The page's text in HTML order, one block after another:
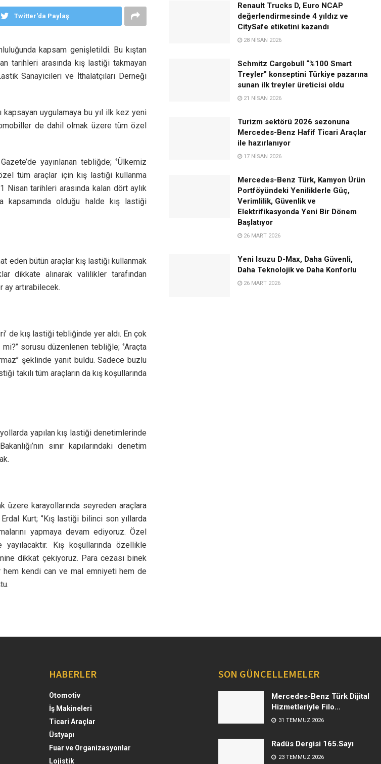
Twitter'da Paylaş
kapsam genişletildi. Bu kıştan
tarihleri arasında kış lastiği takmayan
Sanayicileri ve İthalatçıları Derneği
kapsayan uygulamaya bu yıl ilk kez yeni
de dahil olmak üzere tüm özel
yayınlanan tebliğde; ‘’Ülkemiz
tüm araçlar için kış lastiği kullanma
Nisan tarihleri arasında kalan dört aylık
kapsamında olduğu halde kış lastiği
eden bütün araçlar kış lastiği kullanmak
dikkate alınarak valilikler tarafından
ay artırabilecek.
de kış lastiği tebliğinde yer aldı. En çok
sorusu düzenlenen tebliğle; ‘’Araçta
şeklinde yanıt buldu. Sadece buzlu
takılı tüm araçların da kış koşullarında
yapılan kış lastiği denetimlerinde
sınır kapılarındaki denetim
karayollarında seyreden araçlara
Kurt; ‘’Kış lastiği bilinci son yıllarda
yapmaya devam ediyoruz. Özel
Kış koşullarında özellikle
dikkat çekiyoruz. Para cezası binek
hem kendi can ve mal emniyeti hem de
Renault Trucks D, Euro NCAP
değerlendirmesinde 4 yıldız ve
CitySafe etiketini kazandı
28 NISAN 2026
Schmitz Cargobull “%100 Smart
Treyler” konseptini Türkiye pazarına
sunan ilk treyler üreticisi oldu
21 NISAN 2026
Turizm sektörü 2026 sezonuna
Mercedes-Benz Hafif Ticari Araçlar
ile hazırlanıyor
17 NISAN 2026
Mercedes-Benz Türk, Kamyon Ürün
Portföyündeki Yeniliklerle Güç,
Verimlilik, Güvenlik ve
Elektrifikasyonda Yeni Bir Dönem
Başlatıyor
26 MART 2026
Yeni Isuzu D-Max, Daha Güvenli,
Daha Teknolojik ve Daha Konforlu
26 MART 2026
HABERLER
Otomotiv
İş Makineleri
Ticari Araçlar
Üstyapı
Fuar ve Organizasyonlar
Lojistik
SON GÜNCELLEMELER
Mercedes-Benz Türk Dijital
Hizmetleriyle Filo
Yönetiminde Yeni Dönem
31 TEMMUZ 2026
Radüs Dergisi 165.Sayı
23 TEMMUZ 2026